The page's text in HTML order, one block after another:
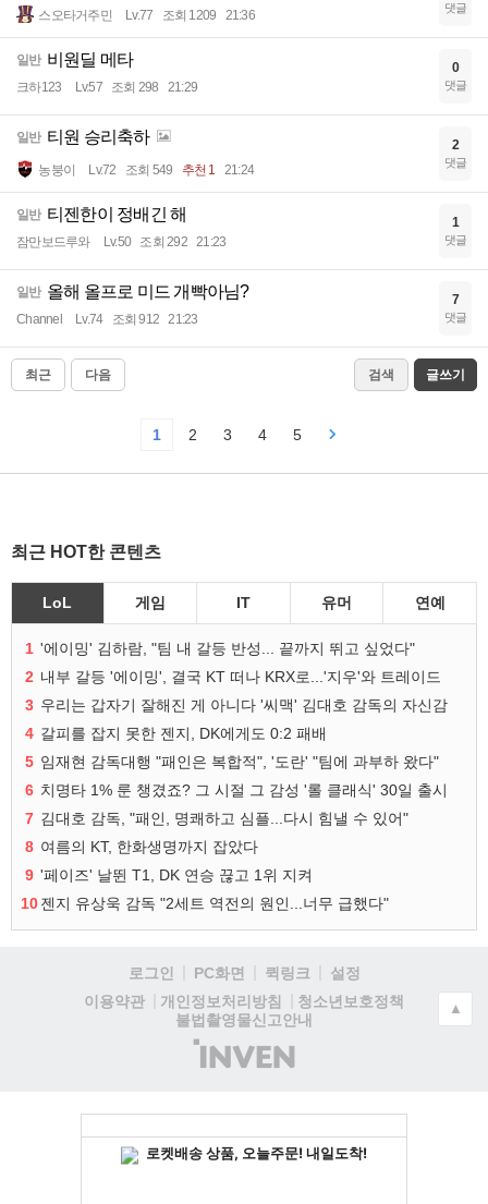
스오타거주민 Lv.77 조회 1209 21:36 댓글
일반 비원딜 메타
크하123 Lv.57 조회 298 21:29
0
댓글
일반 티원 승리축하
농붕이 Lv.72 조회 549 추천 1 21:24
2
댓글
일반 티젠한이 정배긴 해
잠만보드루와 Lv.50 조회 292 21:23
1
댓글
일반 올해 올프로 미드 개빡아님?
Channel Lv.74 조회 912 21:23
7
댓글
최근 다음 검색 글쓰기
1 2 3 4 5
최근 HOT한 콘텐츠
LoL 게임 IT 유머 연예
1 '에이밍' 김하람, "팀 내 갈등 반성... 끝까지 뛰고 싶었다"
2 내부 갈등 '에이밍', 결국 KT 떠나 KRX로...'지우'와 트레이드
3 우리는 갑자기 잘해진 게 아니다 '씨맥' 김대호 감독의 자신감
4 갈피를 잡지 못한 젠지, DK에게도 0:2 패배
5 임재현 감독대행 "패인은 복합적", '도란' "팀에 과부하 왔다"
6 치명타 1% 룬 챙겼죠? 그 시절 그 감성 '롤 클래식' 30일 출시
7 김대호 감독, "패인, 명쾌하고 심플...다시 힘낼 수 있어"
8 여름의 KT, 한화생명까지 잡았다
9 '페이즈' 날뛴 T1, DK 연승 끊고 1위 지켜
10젠지 유상욱 감독 "2세트 역전의 원인...너무 급했다"
로그인 PC화면 퀵링크
설정
이용약관
개인정보처리방침
청소년보호정책
불법촬영물신고안내
(주)
인
▲